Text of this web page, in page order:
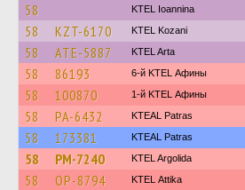
58 KTEL Ioannina
58 KZT-6170 ΚΤΕL Kozani
58 ATE-5887 KTEL Arta
58 86193 6-й KTEL Афины
58 100870 1-й KTEL Афины
58 PA-6432 KTEAL Patras
58 173381 KTEAL Patras
58 PM-7240 KTEL Argolida
58 OP-8794 KΤΕL Αttika